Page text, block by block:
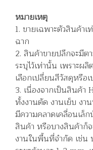
หมายเหตุ
1. ขายเฉพาะตัวสินค้า
ฉาก
2. สินค้าขายปลีกจะมี
ระบุไว้เท่านั้น เพราะผ
เลือกเปลี่ยนสีวัสดุหรือ
3. เนื่องจากเป็นสินค้
ทั้งงานตัด งานเย็บ งา
มีความคลาดเคลื่อนเล็
สินค้า หรือบางสินค้าก็จ
งานในพื้นที่จำกัด เช่น